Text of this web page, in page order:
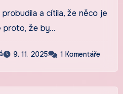
a cítila, že něco je
proto, že by…
9. 11. 2025 1 Komentáře